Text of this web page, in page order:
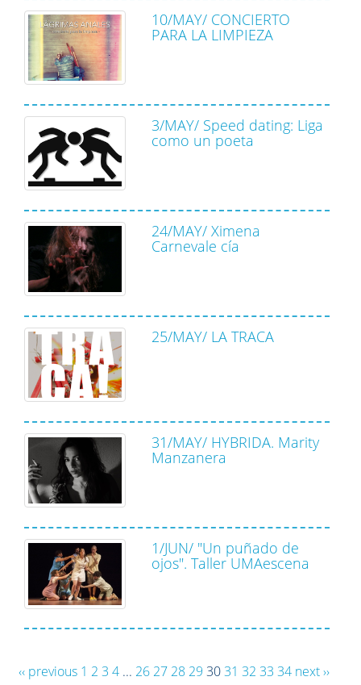
10/MAY/ CONCIERTO
PARA LA LIMPIEZA
3/MAY/ Speed dating: Liga
como un poeta
24/MAY/ Ximena
Carnevale cía
25/MAY/ LA TRACA
31/MAY/ HYBRIDA. Marity
Manzanera
1/JUN/ "Un puñado de
ojos". Taller UMAescena
‹‹ previous 1 2 3 4 ... 26 27 28 29 3031 32 33 34 next ››